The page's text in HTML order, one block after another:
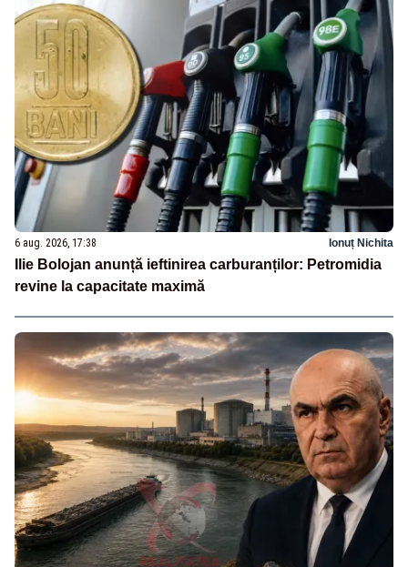
6 aug. 2026, 17:38 Ionuț Nichita
Ilie Bolojan anunță ieftinirea carburanților: Petromidia
revine la capacitate maximă